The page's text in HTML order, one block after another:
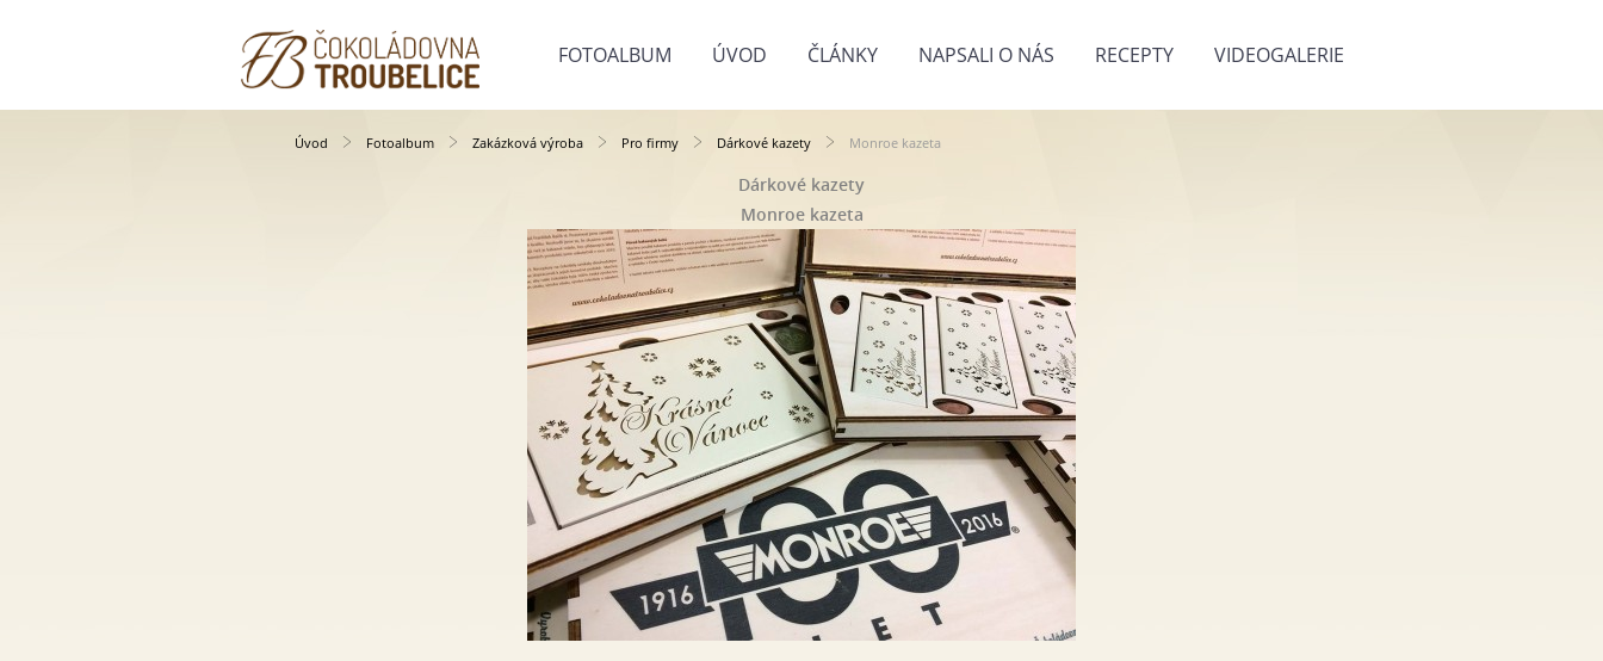
FOTOALBUM ÚVOD ČLÁNKY NAPSALI O NÁS RECEPTY VIDEOGALERIE
Úvod Fotoalbum Zakázková výroba Pro firmy Dárkové kazety Monroe kazeta
Dárkové kazety
Monroe kazeta